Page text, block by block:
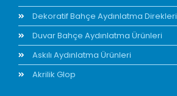
Dekoratif Bahçe Aydınlatma Direkleri
Duvar Bahçe Aydınlatma Ürünleri
Askılı Aydınlatma Ürünleri
Akrilik Glop